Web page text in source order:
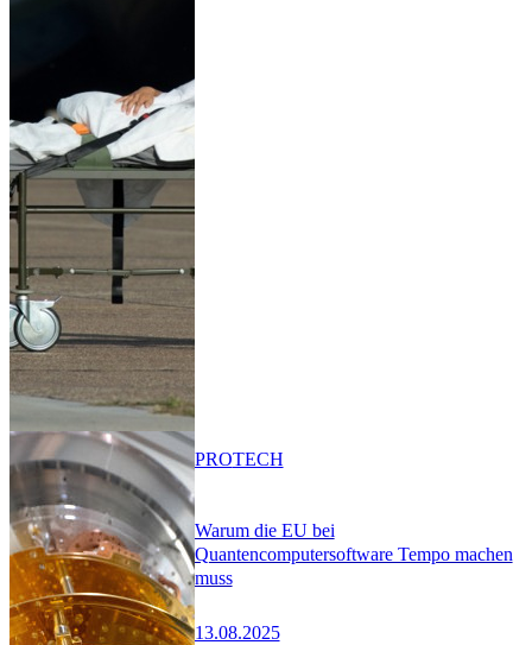
Warum die EU bei
Quantencomputersoftware Tempo machen
muss
13.08.2025
PROTECH